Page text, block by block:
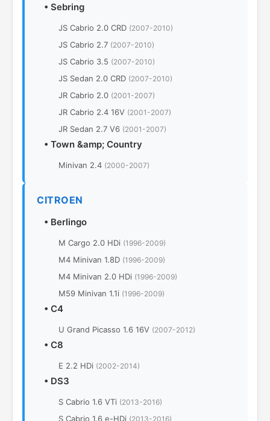
• Sebring
JS Cabrio 2.0 CRD (2007-2010)
JS Cabrio 2.7 (2007-2010)
JS Cabrio 3.5 (2007-2010)
JS Sedan 2.0 CRD (2007-2010)
JR Cabrio 2.0 (2001-2007)
JR Cabrio 2.4 16V (2001-2007)
JR Sedan 2.7 V6 (2001-2007)
• Town &amp; Country
Minivan 2.4 (2000-2007)
CITROEN
• Berlingo
M Cargo 2.0 HDi (1996-2009)
M4 Minivan 1.8D (1996-2009)
M4 Minivan 2.0 HDi (1996-2009)
M59 Minivan 1.1i (1996-2009)
• C4
U Grand Picasso 1.6 16V (2007-2012)
• C8
E 2.2 HDi (2002-2014)
• DS3
S Cabrio 1.6 VTi (2013-2016)
S Cabrio 1.6 e-HDi (2013-2016)